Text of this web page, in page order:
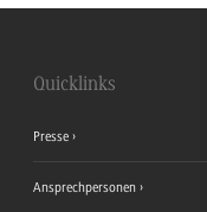
Quicklinks
Presse
Ansprechpersonen